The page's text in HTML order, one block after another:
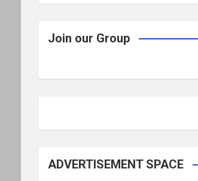
Join our Group
ADVERTISEMENT SPACE